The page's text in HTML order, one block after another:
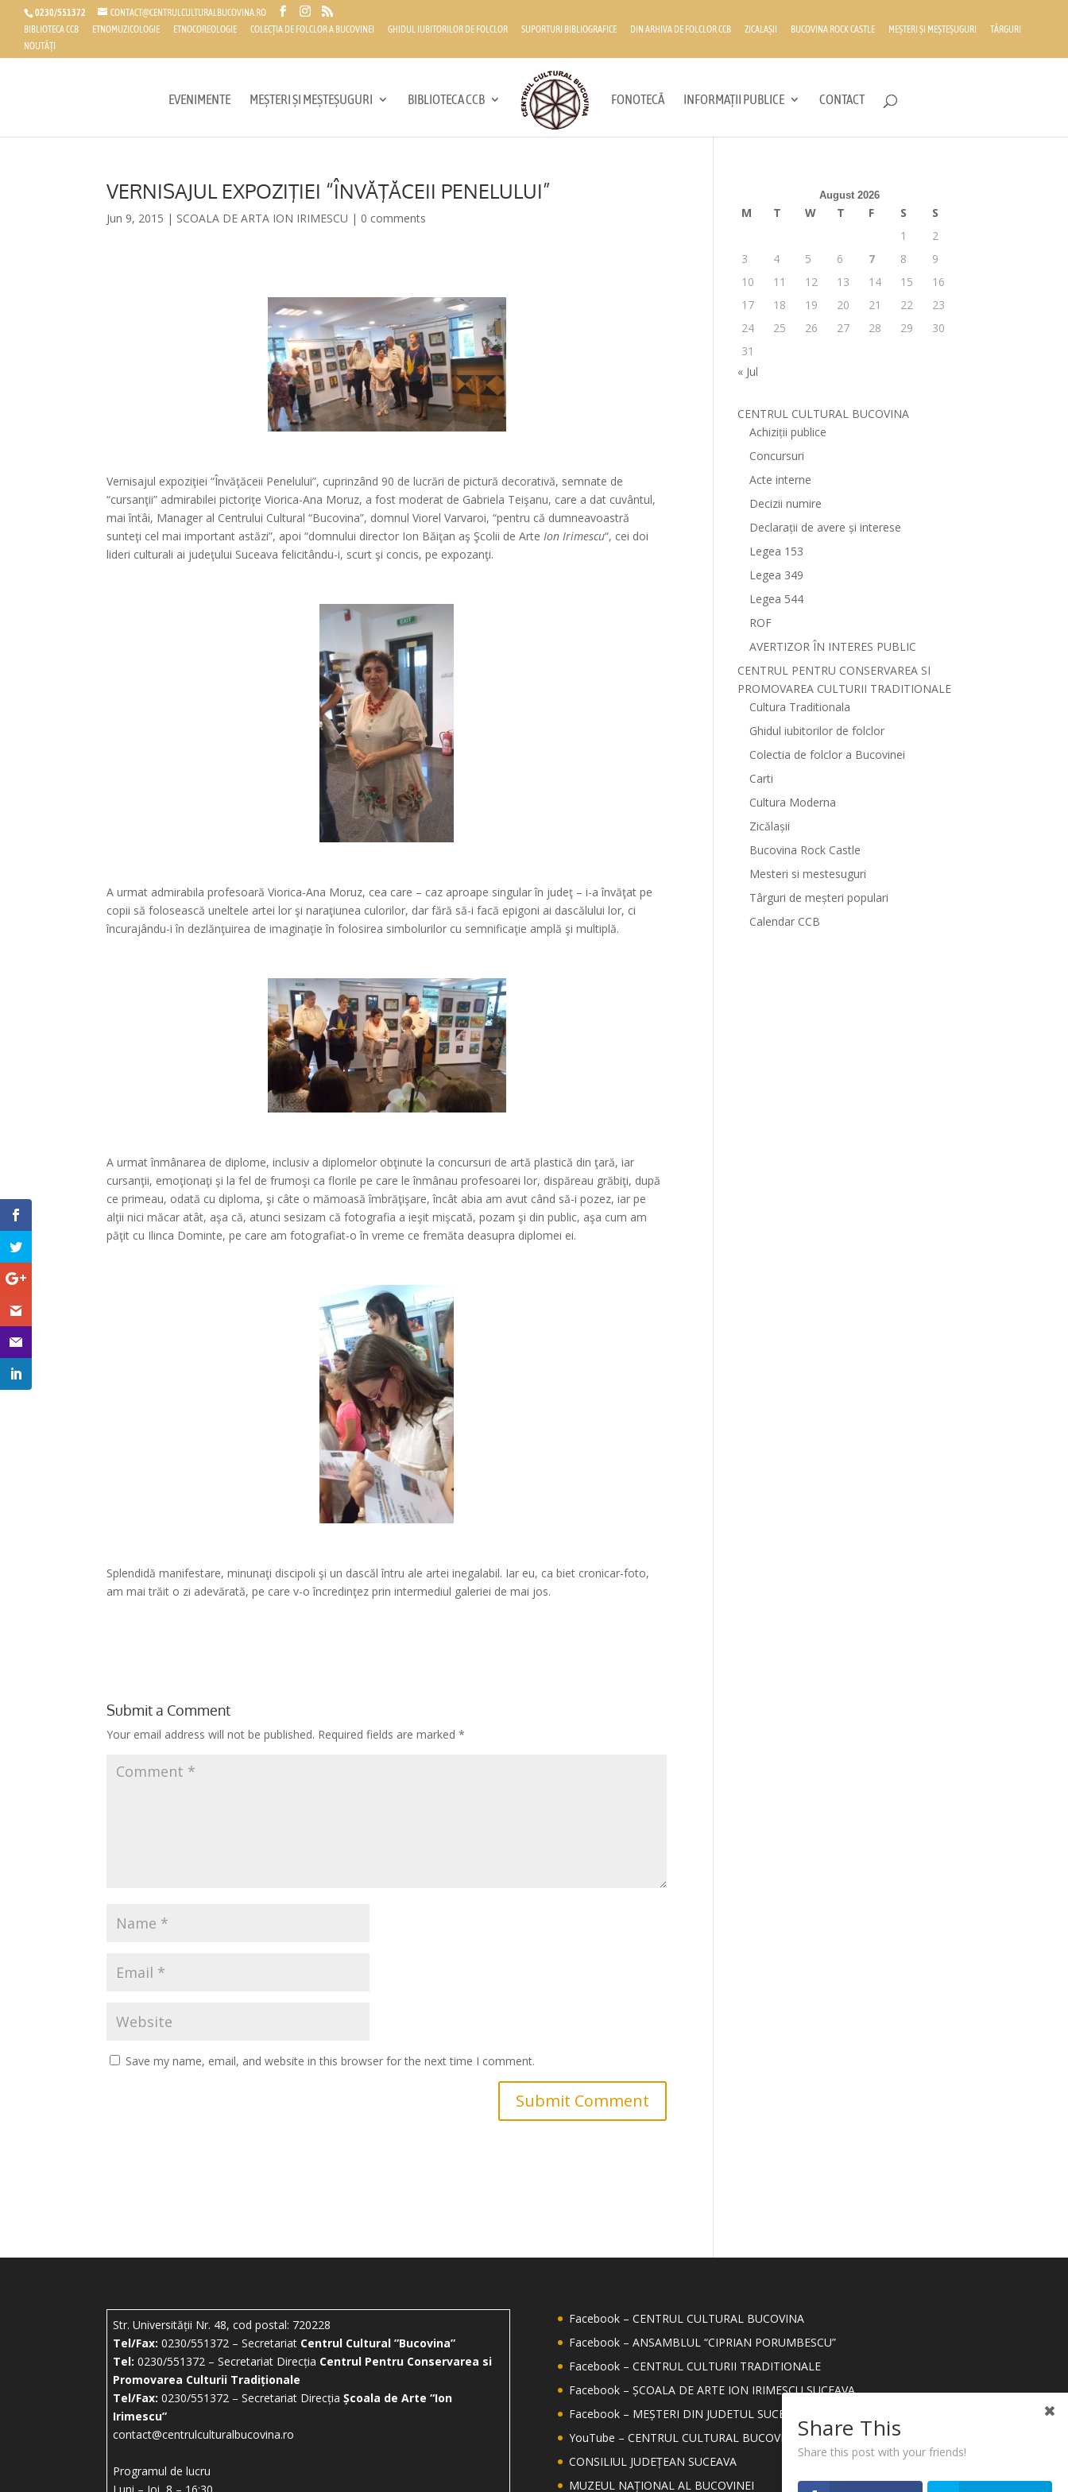
0230/551372
CONTACT@CENTRULCULTURALBUCOVINA.RO
BIBLIOTECA CCB
ETNOMUZICOLOGIE ETNOCOREOLOGIE COLECȚIA DE FOLCLOR A BUCOVINEI GHIDUL IUBITORILOR DE FOLCLOR SUPORTURI BIBLIOGRAFICE DIN ARHIVA DE FOLCLOR CCB ZICALAȘII BUCOVINA ROCK CASTLE MEȘTERI ȘI MEȘTEȘUGURI
TÂRGURI
NOUTĂȚI
EVENIMENTE MEȘTERI ȘI MEȘTEȘUGURI BIBLIOTECA CCB FONOTECĂ INFORMAȚII PUBLICE CONTACT
VERNISAJUL EXPOZIŢIEI “ÎNVĂŢĂCEII PENELULUI”
Jun 9, 2015 | SCOALA DE ARTA ION IRIMESCU | 0 comments
Vernisajul expoziţiei “Învăţăceii Penelului”, cuprinzând 90 de lucrări de pictură decorativă, semnate de
“cursanţii” admirabilei pictoriţe Viorica-Ana Moruz, a fost moderat de Gabriela Teişanu, care a dat cuvântul,
mai întâi, Manager al Centrului Cultural “Bucovina”, domnul Viorel Varvaroi, “pentru că dumneavoastră
sunteţi cel mai important astăzi”, apoi “domnului director Ion Băiţan aş Şcolii de ArteIon Irimescu“, cei doi
lideri culturali ai judeţului Suceava felicitându-i, scurt şi concis, pe expozanţi.
A urmat admirabila profesoară Viorica-Ana Moruz, cea care – caz aproape singular în judeţ – i-a învăţat pe
copii să folosească uneltele artei lor şi naraţiunea culorilor, dar fără să-i facă epigoni ai dascălului lor, ci
încurajându-i în dezlănţuirea de imaginaţie în folosirea simbolurilor cu semnificaţie amplă şi multiplă.
A urmat înmânarea de diplome, inclusiv a diplomelor obţinute la concursuri de artă plastică din ţară, iar
cursanţii, emoţionaţi şi la fel de frumoşi ca florile pe care le înmânau profesoarei lor, dispăreau grăbiţi, după
ce primeau, odată cu diploma, şi câte o mămoasă îmbrăţişare, încât abia am avut când să-i pozez, iar pe
alţii nici măcar atât, aşa că, atunci sesizam că fotografia a ieşit mişcată, pozam şi din public, aşa cum am
păţit cu Ilinca Dominte, pe care am fotografiat-o în vreme ce fremăta deasupra diplomei ei.
Splendidă manifestare, minunaţi discipoli şi un dascăl întru ale artei inegalabil. Iar eu, ca biet cronicar-foto,
am mai trăit o zi adevărată, pe care v-o încredinţez prin intermediul galeriei de mai jos.
Submit a Comment
Your email address will not be published. Required fields are marked*
Save my name, email, and website in this browser for the next time I comment.
August 2026
M T W T F S
S
1
2
3
4 5 6 7 8
9
10
11 12 13 14 15
16
17
18 19 20 21 22
23
24
25 26 27 28 29
30
31
« Jul
CENTRUL CULTURAL BUCOVINA
Achiziții publice
Concursuri
Acte interne
Decizii numire
Declarații de avere și interese
Legea 153
Legea 349
Legea 544
ROF
AVERTIZOR ÎN INTERES PUBLIC
CENTRUL PENTRU CONSERVAREA SI
PROMOVAREA CULTURII TRADITIONALE
Cultura Traditionala
Ghidul iubitorilor de folclor
Colectia de folclor a Bucovinei
Carti
Cultura Moderna
Zicălașii
Bucovina Rock Castle
Mesteri si mestesuguri
Târguri de meșteri populari
Calendar CCB
Str. Universității Nr. 48, cod postal: 720228
Tel/Fax: 0230/551372 – Secretariat Centrul Cultural ”Bucovina”
Tel: 0230/551372 – Secretariat Direcția Centrul Pentru Conservarea si
Promovarea Culturii Tradiționale
Tel/Fax: 0230/551372 – Secretariat DirecțiaȘcoala de Arte “Ion
Irimescu”
contact@centrulculturalbucovina.ro
Programul de lucru
Luni – Joi 8 – 16:30
Facebook – CENTRUL CULTURAL BUCOVINA
Facebook – ANSAMBLUL “CIPRIAN PORUMBESCU”
Facebook – CENTRUL CULTURII TRADITIONALE
Facebook – ȘCOALA DE ARTE ION IRIMESCU SUCEAVA
Facebook – MEȘTERI DIN JUDETUL SUCEAVA
YouTube – CENTRUL CULTURAL BUCOVINA
CONSILIUL JUDEȚEAN SUCEAVA
MUZEUL NAȚIONAL AL BUCOVINEI
Share This
Share this post with your friends!